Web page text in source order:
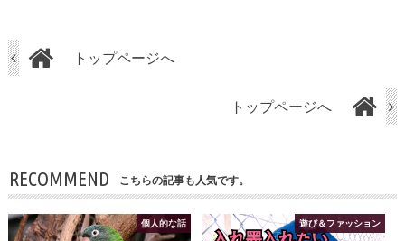
トップページへ
トップページへ
RECOMMEND こちらの記事も人気です。
個人的な話 遊び＆ファッション